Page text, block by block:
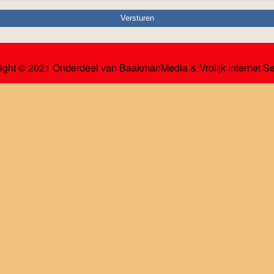
© 2021 Onderdeel van BaakmanMedia& Vrolijk Internet